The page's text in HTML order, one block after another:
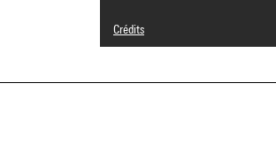
Crédits
© Adagp, Paris
Réf. image : 4R05769 [1984 CX 0224]